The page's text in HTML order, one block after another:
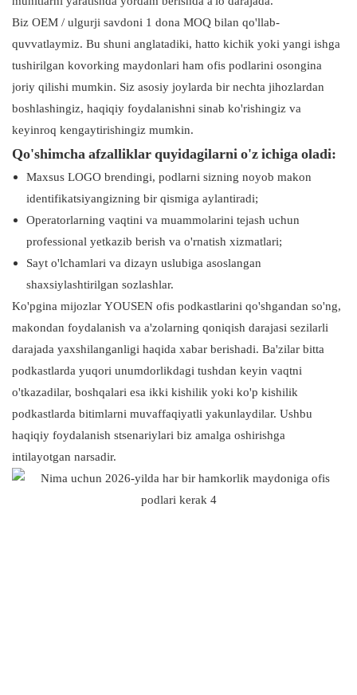
Biz OEM / ulgurji savdoni 1 dona MOQ bilan qo'llab-
quvvatlaymiz. Bu shuni anglatadiki, hatto kichik yoki yangi ishga
tushirilgan kovorking maydonlari ham ofis podlarini osongina
joriy qilishi mumkin. Siz asosiy joylarda bir nechta jihozlardan
boshlashingiz, haqiqiy foydalanishni sinab ko'rishingiz va
keyinroq kengaytirishingiz mumkin.
Qo'shimcha afzalliklar quyidagilarni o'z ichiga oladi:
Maxsus LOGO brendingi, podlarni sizning noyob makon
identifikatsiyangizning bir qismiga aylantiradi;
Operatorlarning vaqtini va muammolarini tejash uchun
professional yetkazib berish va o'rnatish xizmatlari;
Sayt o'lchamlari va dizayn uslubiga asoslangan
shaxsiylashtirilgan sozlashlar.
Ko'pgina mijozlar YOUSEN ofis podkastlarini qo'shgandan so'ng,
makondan foydalanish va a'zolarning qoniqish darajasi sezilarli
darajada yaxshilanganligi haqida xabar berishadi. Ba'zilar bitta
podkastlarda yuqori unumdorlikdagi tushdan keyin vaqtni
o'tkazadilar, boshqalari esa ikki kishilik yoki ko'p kishilik
podkastlarda bitimlarni muvaffaqiyatli yakunlaydilar. Ushbu
haqiqiy foydalanish stsenariylari biz amalga oshirishga
intilayotgan narsadir.